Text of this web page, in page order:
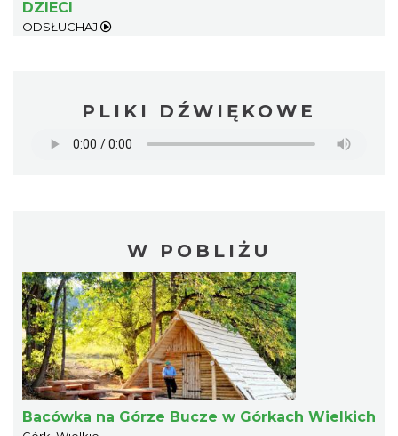
DZIECI
ODSŁUCHAJ
PLIKI DŹWIĘKOWE
W POBLIŻU
Bacówka na Górze Bucze w Górkach Wielkich